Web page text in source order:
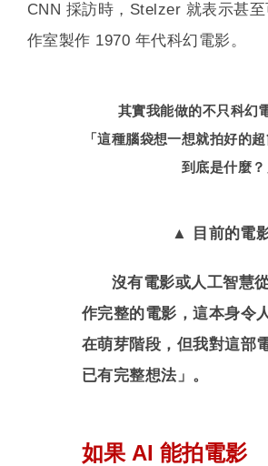
CNN 採訪時，Stelzer 就表示甚
作室製作 1970 年代科幻電影。
其實我能做的不只科幻
「這種腦袋想一想就拍好的
到底是什麼？
▲ 目前的電
沒有電影或人工智慧
作完整的電影，這本身令
在萌芽階段，但我對這部
已有完整想法」。
如果 AI 能拍電影